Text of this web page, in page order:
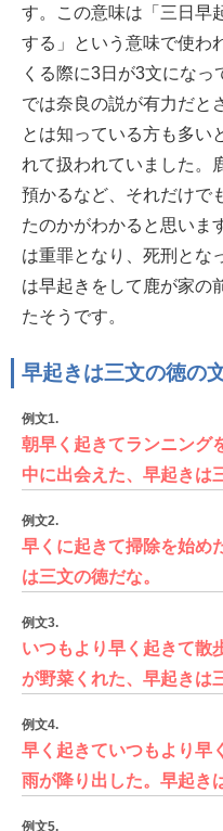
す。この意味は「三日早
する」という意味で使わ
くる際に3日が3文になっ
では奈良の説が有力だと
とは知っている方も多い
れて扱われていました。
預かるなど、それだけで
たのかがわかると思いま
は重罪となり、死刑とな
は早起きをして鹿が家の
たそうです。
早起きは三文の徳の
例文1.
朝早く起きてランニング
中に出会えた、早起きは
例文2.
早くに起きて掃除を始め
は三文の徳だな。
例文3.
いつもより早く起きて散
が野菜くれた、早起きは
例文4.
早く起きていつもより早
雨が降り出した。早起き
例文5.